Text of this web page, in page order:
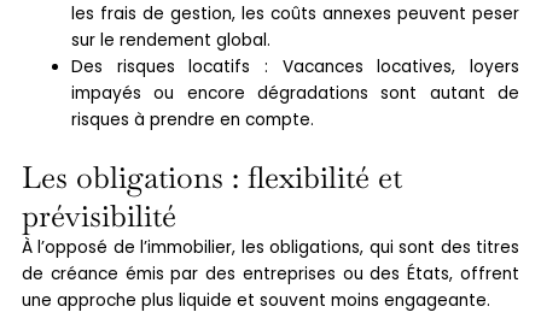
les frais de gestion, les coûts annexes peuvent peser
sur le rendement global.
Des risques locatifs : Vacances locatives, loyers
impayés ou encore dégradations sont autant de
risques à prendre en compte.
Les obligations : flexibilité et
prévisibilité
À l’opposé de l’immobilier, les obligations, qui sont des titres
de créance émis par des entreprises ou des États, offrent
une approche plus liquide et souvent moins engageante.